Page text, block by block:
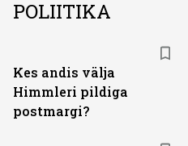
POLIITIKA
Kes andis välja
Himmleri pildiga
postmargi?